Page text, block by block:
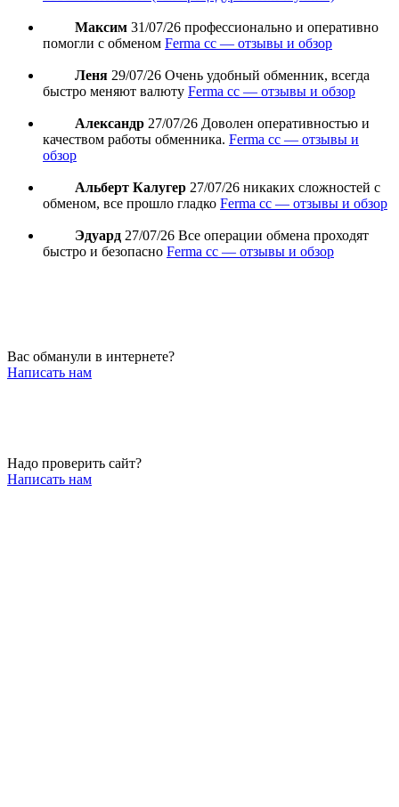
Максим 31/07/26 профессионально и оперативно
помогли с обменом Ferma cc — отзывы и обзор
Леня 29/07/26 Очень удобный обменник, всегда
быстро меняют валюту Ferma cc — отзывы и обзор
Александр 27/07/26 Доволен оперативностью и
качеством работы обменника. Ferma cc — отзывы и
обзор
Альберт Калугер 27/07/26 никаких сложностей с
обменом, все прошло гладко Ferma cc — отзывы и обзор
Эдуард 27/07/26 Все операции обмена проходят
быстро и безопасно Ferma cc — отзывы и обзор
Вас обманули в интернете?
Написать нам
Надо проверить сайт?
Написать нам